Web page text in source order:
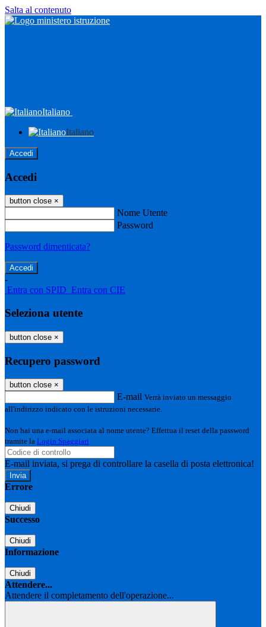
Salta al contenuto
Italiano
Italiano
Accedi
Accedi
button close ×
Nome Utente
Password
Password dimenticata?
-
Entra con SPID Entra con CIE
Seleziona utente
button close ×
Recupero password
button close ×
E-mail Verrà inviato un messaggio
all'indirizzo indicato con le istruzioni necessarie.
Non hai una e-mail associata al nome utente? Effettua il reset della password
tramite la Login Spaggiari
E-mail inviata, si prega di controllare la casella di posta elettronica!
Errore
Chiudi
Successo
Chiudi
Informazione
Chiudi
Attendere...
Attendere il completamento dell'operazione...